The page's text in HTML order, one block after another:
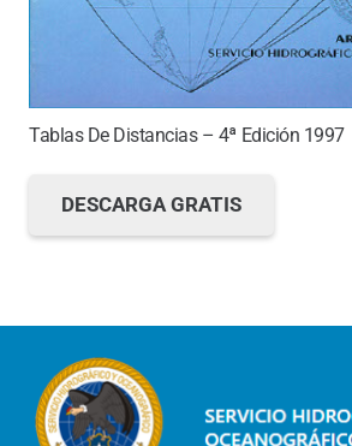
Tablas De Distancias – 4ª Edición 1997
DESCARGA GRATIS